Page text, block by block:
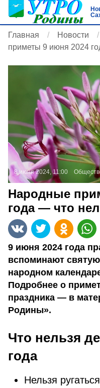
Главная Новости
приметы 9 июня 2024
8 июня 2024, 11:00
Народные
года — что
9 июня 2024 года
вспоминают
народном
Подробнее о
праздника — в
Родины».
Что нельзя
года
Нельзя